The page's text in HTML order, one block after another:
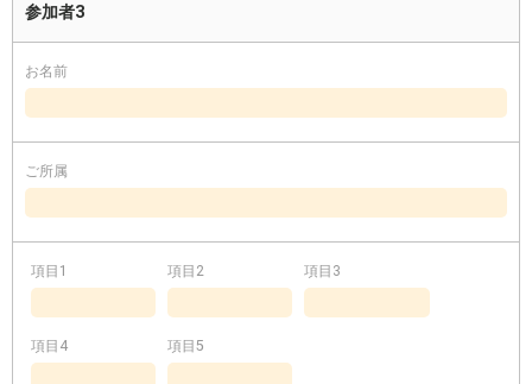
参加者3
お名前
ご所属
項目1 項目2 項目3
項目4 項目5